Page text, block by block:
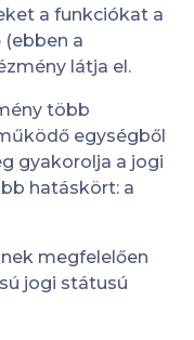
a funkciókat a
a
látja el.
több
egységből
gyakorolja a jogi
hatáskört: a
megfelelően
jogi státusú